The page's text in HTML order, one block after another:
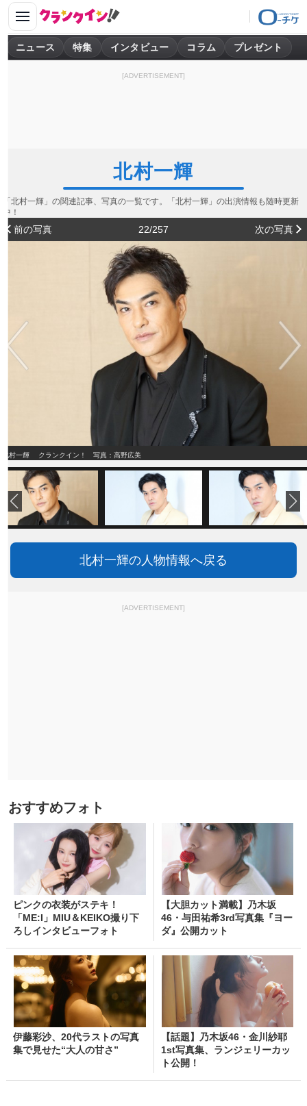
ニュース 特集 インタビュー コラム プレゼント
[ADVERTISEMENT]
北村一輝
「北村一輝」の関連記事、写真の一覧です。「北村一輝」の出演情報も随時更新
中！
前の写真 22/257 次の写真
北村一輝 クランクイン！ 写真：高野広美
北村一輝の人物情報へ戻る
[ADVERTISEMENT]
おすすめフォト
ピンクの衣装がステキ！
「ME:I」MIU＆KEIKO撮り下
ろしインタビューフォト
【大胆カット満載】乃木坂
46・与田祐希3rd写真集『ヨー
ダ』公開カット
伊藤彩沙、20代ラストの写真
集で見せた“大人の甘さ”
【話題】乃木坂46・金川紗耶
1st写真集、ランジェリーカッ
ト公開！